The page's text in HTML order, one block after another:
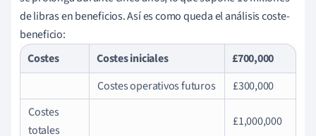
de libras en beneficios. Así es como queda el análisis coste-
beneficio:
Costes
Costes iniciales
£700,000
Costes operativos futuros
£300,000
Costes
totales
£1,000,000